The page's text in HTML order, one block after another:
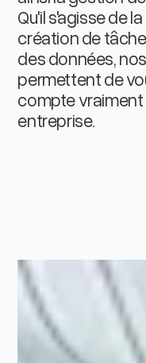
Qu'il s'agisse de
création de
des données,
permettent de
compte
entreprise.